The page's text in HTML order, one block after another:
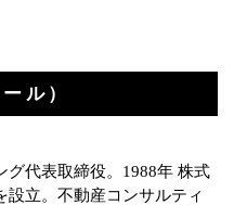
ル）
グ代表取締役。1988年 株式
立。不動産コンサルティ